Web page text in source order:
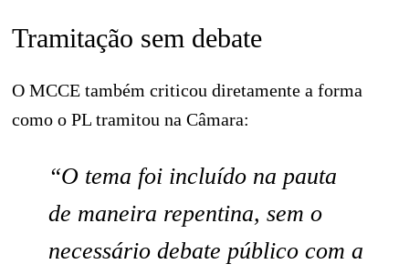
Tramitação sem debate
O MCCE também criticou diretamente a forma
como o PL tramitou na Câmara:
“O tema foi incluído na pauta
de maneira repentina, sem o
necessário debate público com a